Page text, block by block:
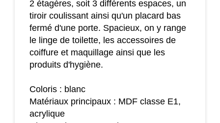
2 étagères, soit 3 différents espaces, un
tiroir coulissant ainsi qu'un placard bas
fermé d'une porte. Spacieux, on y range
le linge de toilette, les accessoires de
coiffure et maquillage ainsi que les
produits d'hygiène.
Coloris : blanc
Matériaux principaux : MDF classe E1,
acrylique